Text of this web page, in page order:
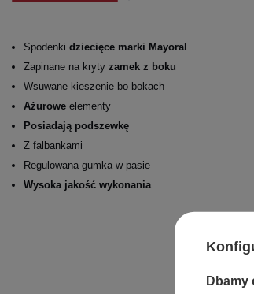
Spodenki dziecięce marki Mayoral
Zapinane na kryty zamek z boku
Wsuwane kieszenie bo bokach
Ażurowe elementy
Posiadają podszewkę
Z falbankami
Regulowana gumka w pasie
Wysoka jakość wykonania
Dbamy